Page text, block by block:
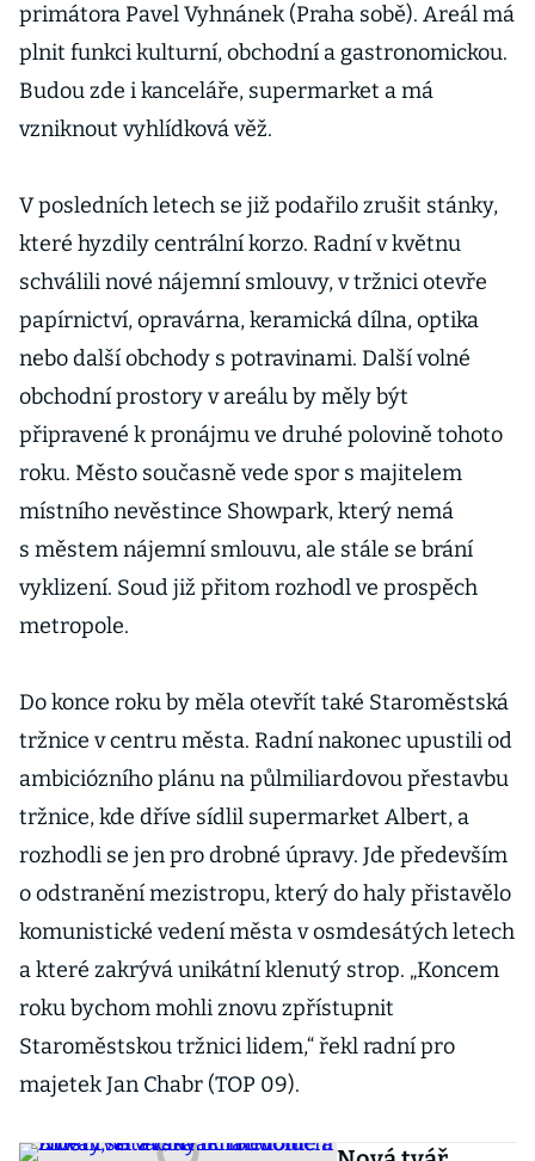
primátora Pavel Vyhnánek (Praha sobě). Areál má
plnit funkci kulturní, obchodní a gastronomickou.
Budou zde i kanceláře, supermarket a má
vzniknout vyhlídková věž.
V posledních letech se již podařilo zrušit stánky,
které hyzdily centrální korzo. Radní v květnu
schválili nové nájemní smlouvy, v tržnici otevře
papírnictví, opravárna, keramická dílna, optika
nebo další obchody s potravinami. Další volné
obchodní prostory v areálu by měly být
připravené k pronájmu ve druhé polovině tohoto
roku. Město současně vede spor s majitelem
místního nevěstince Showpark, který nemá
s městem nájemní smlouvu, ale stále se brání
vyklizení. Soud již přitom rozhodl ve prospěch
metropole.
Do konce roku by měla otevřít také Staroměstská
tržnice v centru města. Radní nakonec upustili od
ambiciózního plánu na půlmiliardovou přestavbu
tržnice, kde dříve sídlil supermarket Albert, a
rozhodli se jen pro drobné úpravy. Jde především
o odstranění mezistropu, který do haly přistavělo
komunistické vedení města v osmdesátých letech
a které zakrývá unikátní klenutý strop. „Koncem
roku bychom mohli znovu zpřístupnit
Staroměstskou tržnici lidem,“ řekl radní pro
majetek Jan Chabr (TOP 09).